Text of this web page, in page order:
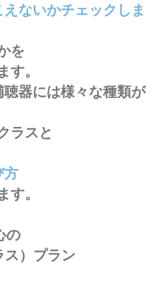
ないかチェックしま
を
す。
器には様々な種類が
ラスと
方
す。
の
ス）プラン